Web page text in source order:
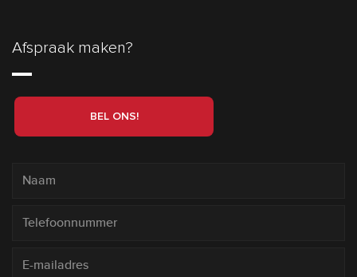
Afspraak maken?
BEL ONS!